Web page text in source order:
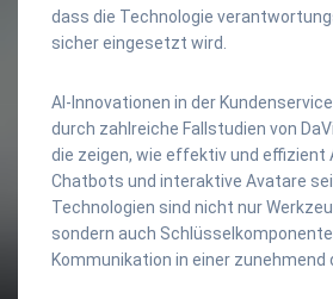
dass die Technologie
sicher eingesetzt wird.
AI-Innovationen in der
durch zahlreiche Fallstudien von
die zeigen, wie effektiv und
Chatbots und interaktive Avatare
Technologien sind nicht nur
sondern auch
Kommunikation in einer zunehmend